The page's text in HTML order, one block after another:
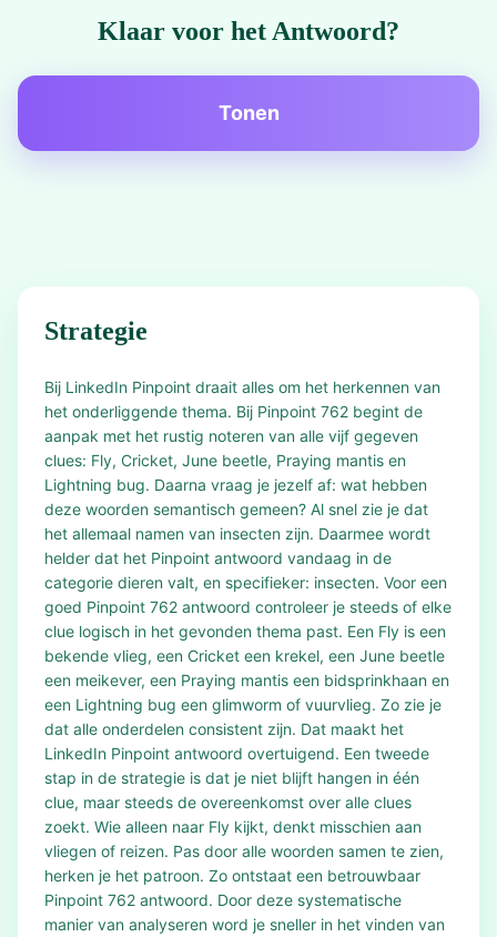
Klaar voor het Antwoord?
Tonen
Strategie
Bij LinkedIn Pinpoint draait alles om het herkennen van
het onderliggende thema. Bij Pinpoint 762 begint de
aanpak met het rustig noteren van alle vijf gegeven
clues: Fly, Cricket, June beetle, Praying mantis en
Lightning bug. Daarna vraag je jezelf af: wat hebben
deze woorden semantisch gemeen? Al snel zie je dat
het allemaal namen van insecten zijn. Daarmee wordt
helder dat het Pinpoint antwoord vandaag in de
categorie dieren valt, en specifieker: insecten. Voor een
goed Pinpoint 762 antwoord controleer je steeds of elke
clue logisch in het gevonden thema past. Een Fly is een
bekende vlieg, een Cricket een krekel, een June beetle
een meikever, een Praying mantis een bidsprinkhaan en
een Lightning bug een glimworm of vuurvlieg. Zo zie je
dat alle onderdelen consistent zijn. Dat maakt het
LinkedIn Pinpoint antwoord overtuigend. Een tweede
stap in de strategie is dat je niet blijft hangen in één
clue, maar steeds de overeenkomst over alle clues
zoekt. Wie alleen naar Fly kijkt, denkt misschien aan
vliegen of reizen. Pas door alle woorden samen te zien,
herken je het patroon. Zo ontstaat een betrouwbaar
Pinpoint 762 antwoord. Door deze systematische
manier van analyseren word je sneller in het vinden van